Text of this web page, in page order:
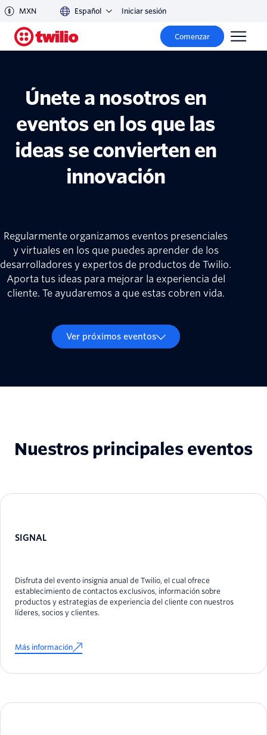
MXN Español Iniciar sesión
Comenzar
Únete a nosotros en
eventos en los que las
ideas se convierten en
innovación
Regularmente organizamos eventos presenciales
y virtuales en los que puedes aprender de los
desarrolladores y expertos de productos de Twilio.
Aporta tus ideas para mejorar la experiencia del
cliente. Te ayudaremos a que estas cobren vida.
Ver próximos eventos
Nuestros principales eventos
SIGNAL
Disfruta del evento insignia anual de Twilio, el cual ofrece
establecimiento de contactos exclusivos, información sobre
productos y estrategias de experiencia del cliente con nuestros
líderes, socios y clientes.
Más información